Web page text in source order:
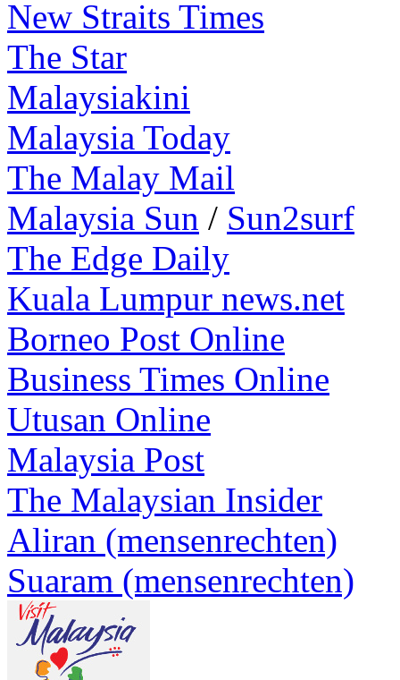
New Straits Times
The Star
Malaysiakini
Malaysia Today
The Malay Mail
Malaysia Sun / Sun2surf
The Edge Daily
Kuala Lumpur news.net
Borneo Post Online
Business Times Online
Utusan Online
Malaysia Post
The Malaysian Insider
Aliran (mensenrechten)
Suaram (mensenrechten)